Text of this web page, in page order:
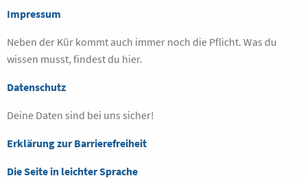
Impressum
Neben der Kür kommt auch immer noch die Pflicht. Was du
wissen musst, findest du hier.
Datenschutz
Deine Daten sind bei uns sicher!
Erklärung zur Barrierefreiheit
Die Seite in leichter Sprache